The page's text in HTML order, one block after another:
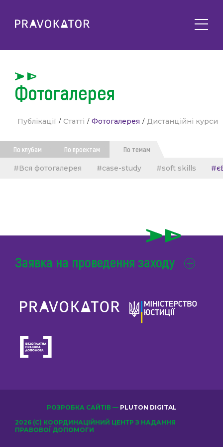
Про клуб
PRAVOKATOR.Львів
PRAVOKATOR.Одеса
Напрямки діяльності
Заходи
Минулі
Новини
Корисне
Статті
Напрацювання та продукти
Контакти
Фотогалерея
Публікації / Статті / Фотогалерея / Дистанційні курси
По клубам По проектам По темам
#Вся фотогалерея #case-study #soft skills
Заявка на проведення заходу
2026 (С) КООРДИНАЦІЙНИЙ ЦЕНТР З НАДАННЯ
ПРАВОВОЇ ДОПОМОГИ
РОЗРОБКА САЙТІВ — PLUTON DIGITAL